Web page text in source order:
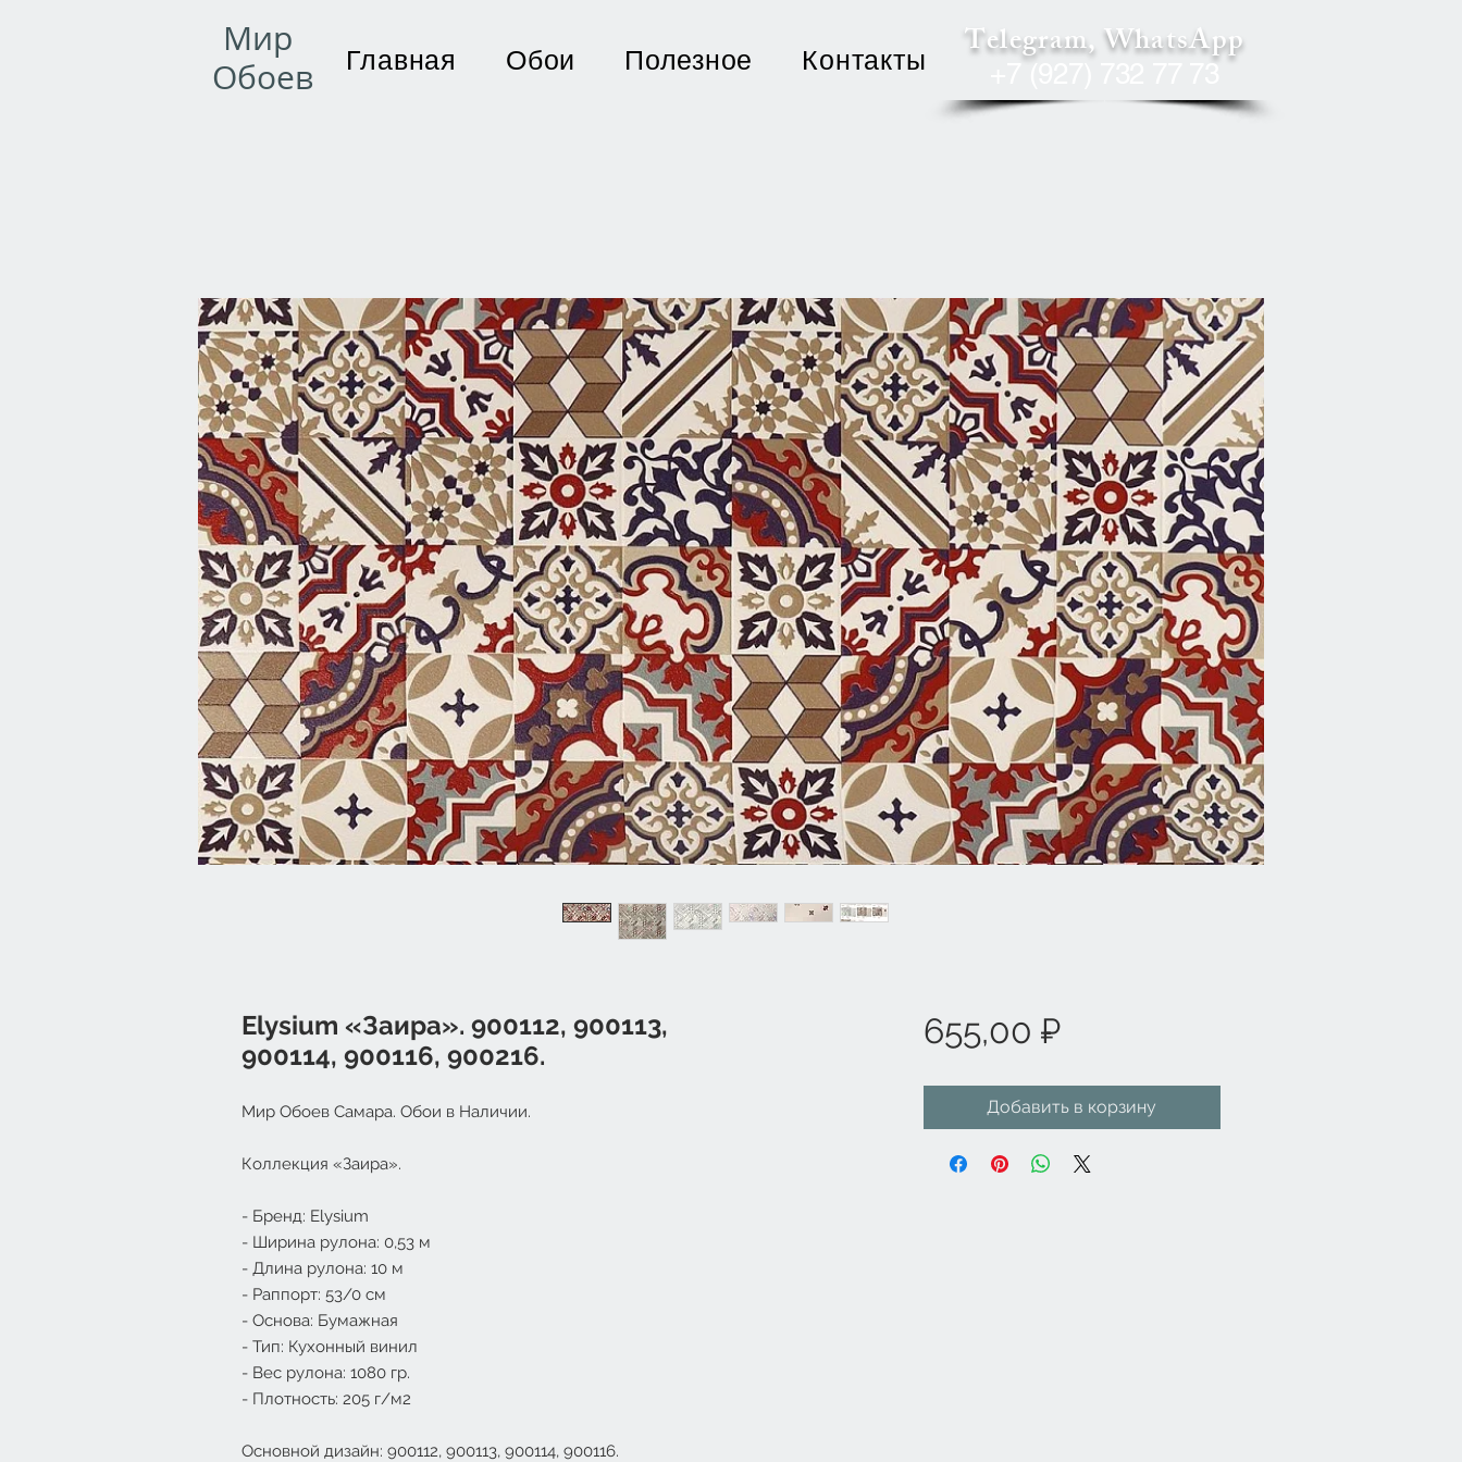
Мир
Обоев
Главная Обои Полезное Контакты Telegram, WhatsApp
+7 (927) 732 77 73
Elysium «Заира». 900112, 900113,
900114, 900116, 900216.
Мир Обоев Самара. Обои в Наличии.
Коллекция «Заира».
- Бренд: Elysium
- Ширина рулона: 0,53 м
- Длина рулона: 10 м
- Раппорт: 53/0 см
- Основа: Бумажная
- Тип: Кухонный винил
- Вес рулона: 1080 гр.
- Плотность: 205 г/м2
Основной дизайн: 900112, 900113, 900114, 900116.
655,00 ₽Цена
Добавить в корзину